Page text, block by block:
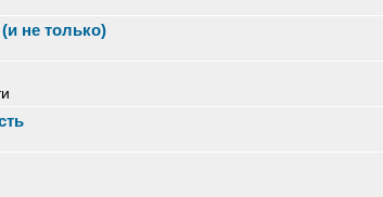
не только)